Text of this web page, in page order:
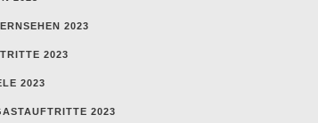
2023
2023
2023
2023